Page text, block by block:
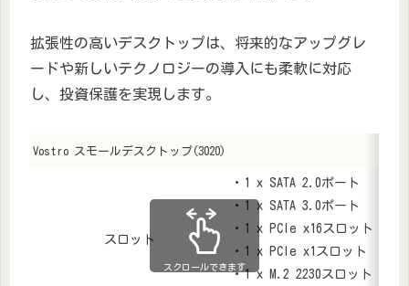
拡張性の高いデスクトップは、将来的なアップグレ
ードや新しいテクノロジーの導入にも柔軟に対応
し、投資保護を実現します。
Vostro スモールデスクトップ(3020)
スロット
・1 x SATA 2.0ポート
・1 x SATA 3.0ポート
・1 x PCIe x16スロット
・1 x PCIe x1スロット
・1 x M.2 2230スロット（
スクロールできます